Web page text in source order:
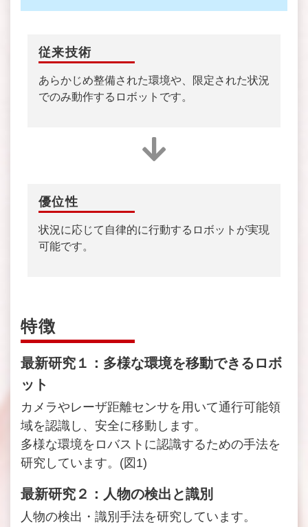
従来技術
あらかじめ整備された環境や、限定された状況
でのみ動作するロボットです。
優位性
状況に応じて自律的に行動するロボットが実現
可能です。
特徴
最新研究１：多様な環境を移動できるロボ
ット
カメラやレーザ距離センサを用いて通行可能領
域を認識し、安全に移動します。
多様な環境をロバストに認識するための手法を
研究しています。(図1)
最新研究２：人物の検出と識別
人物の検出・識別手法を研究しています。